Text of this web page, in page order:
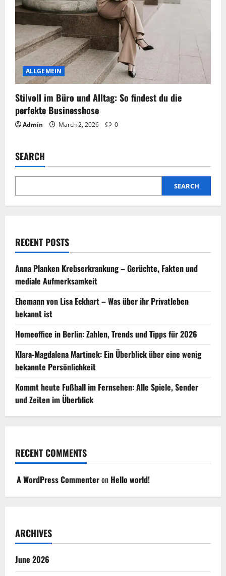
ALLGEMEIN
Stilvoll im Büro und Alltag: So findest du die
perfekte Businesshose
Admin March 2, 2026 0
SEARCH
SEARCH
RECENT POSTS
Anna Planken Krebserkrankung – Gerüchte, Fakten und
mediale Aufmerksamkeit
Ehemann von Lisa Eckhart – Was über ihr Privatleben
bekannt ist
Homeoffice in Berlin: Zahlen, Trends und Tipps für 2026
Klara-Magdalena Martinek: Ein Überblick über eine wenig
bekannte Persönlichkeit
Kommt heute Fußball im Fernsehen: Alle Spiele, Sender
und Zeiten im Überblick
RECENT COMMENTS
A WordPress Commenteron Hello world!
ARCHIVES
June 2026